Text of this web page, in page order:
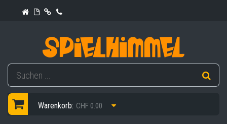
Warenkorb: CHF 0.00